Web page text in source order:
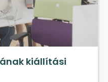
kiállítási